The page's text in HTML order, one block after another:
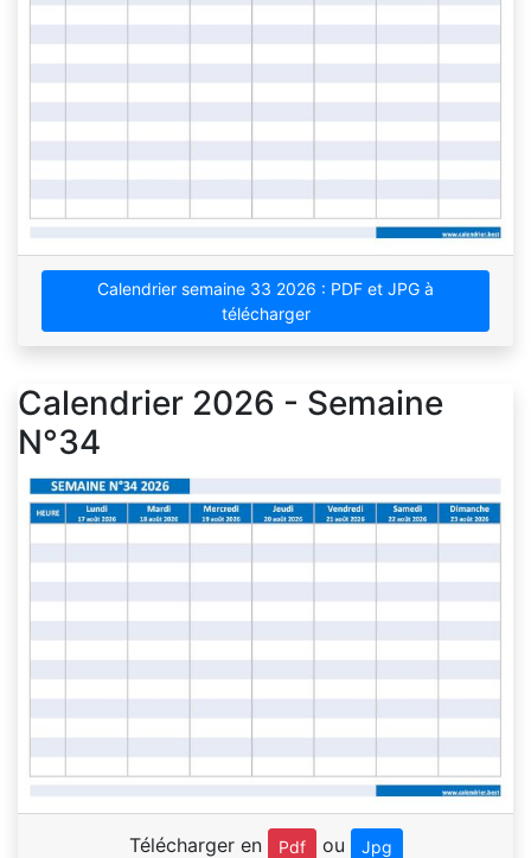
Calendrier semaine 33 2026 : PDF et JPG à
télécharger
Calendrier 2026 - Semaine
N°34
Télécharger en Pdf ou Jpg